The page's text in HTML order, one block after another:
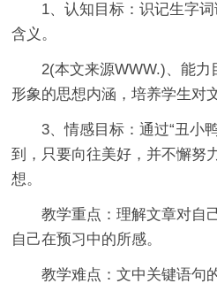
1、认知目标：识记生字
含义。
2(本文来源WWW.)、能力
形象的思想内涵，培养学生对
3、情感目标：通过“丑小
到，只要向往美好，并不懈努
想。
教学重点：理解文章对自
自己在预习中的所感。
教学难点：文中关键语句